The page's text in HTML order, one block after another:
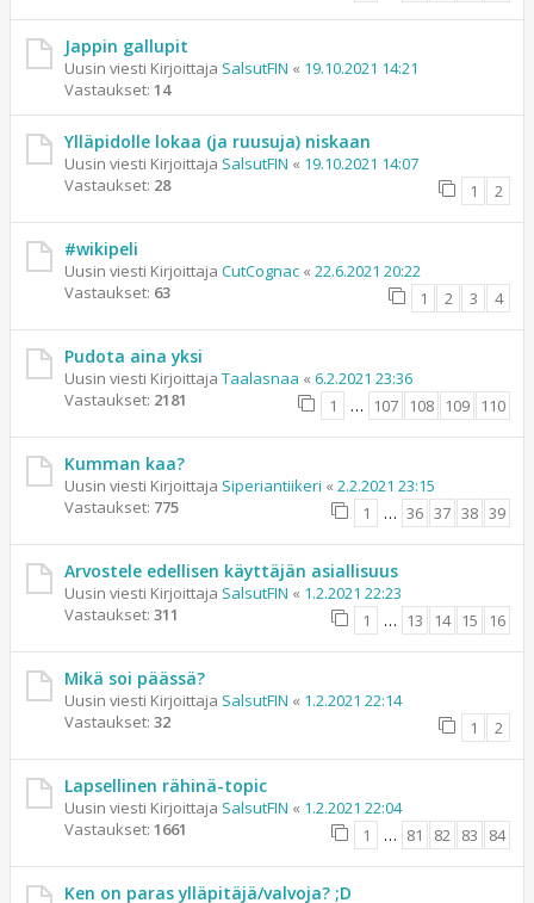
Jappin gallupit
Uusin viesti Kirjoittaja SalsutFIN « 19.10.2021 14:21
Vastaukset: 14
Ylläpidolle lokaa (ja ruusuja) niskaan
Uusin viesti Kirjoittaja SalsutFIN « 19.10.2021 14:07
Vastaukset: 28 1 2
#wikipeli
Uusin viesti Kirjoittaja CutCognac « 22.6.2021 20:22
Vastaukset: 63 1 2 3 4
Pudota aina yksi
Uusin viesti Kirjoittaja Taalasnaa « 6.2.2021 23:36
Vastaukset: 2181 1 … 107 108 109 110
Kumman kaa?
Uusin viesti Kirjoittaja Siperiantiikeri « 2.2.2021 23:15
Vastaukset: 775 1 … 36 37 38 39
Arvostele edellisen käyttäjän asiallisuus
Uusin viesti Kirjoittaja SalsutFIN « 1.2.2021 22:23
Vastaukset: 311 1 … 13 14 15 16
Mikä soi päässä?
Uusin viesti Kirjoittaja SalsutFIN « 1.2.2021 22:14
Vastaukset: 32 1 2
Lapsellinen rähinä-topic
Uusin viesti Kirjoittaja SalsutFIN « 1.2.2021 22:04
Vastaukset: 1661 1 … 81 82 83 84
Ken on paras ylläpitäjä/valvoja? ;D